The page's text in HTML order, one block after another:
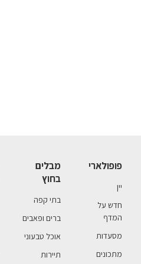
פופולארי
יין
חדש על
המדף
מסעדות
מתכונים
מבלים
בחוץ
בתי קפה
ברים ופאבים
אוכל טבעוני
תיירות